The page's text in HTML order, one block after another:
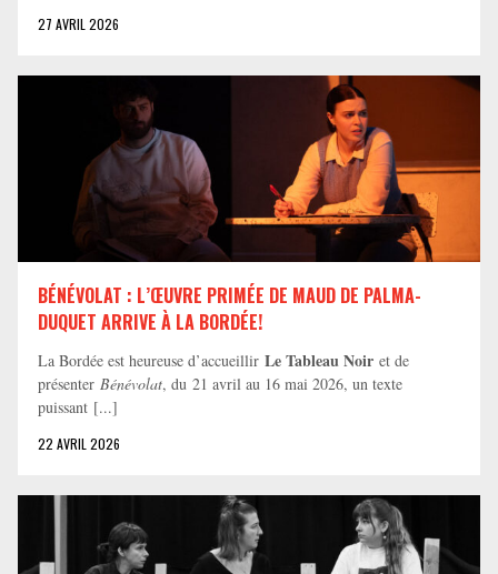
27 AVRIL 2026
BÉNÉVOLAT : L’ŒUVRE PRIMÉE DE MAUD DE PALMA-
DUQUET ARRIVE À LA BORDÉE!
La Bordée est heureuse d’accueillir Le Tableau Noir et de
présenter Bénévolat, du 21 avril au 16 mai 2026, un texte
puissant [...]
22 AVRIL 2026